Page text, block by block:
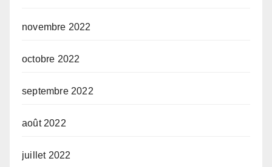
novembre 2022
octobre 2022
septembre 2022
août 2022
juillet 2022